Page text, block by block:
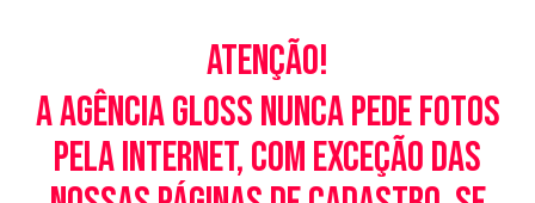
Atenção!
A Agência Gloss nunca pede fotos
pela Internet, com exceção das